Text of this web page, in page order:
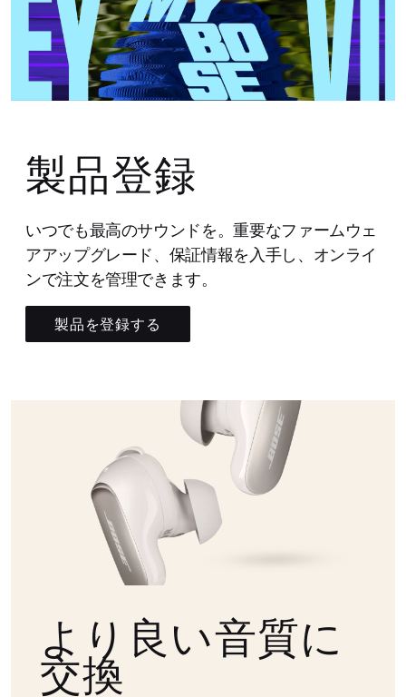
製品登録
いつでも最高のサウンドを。重要なファームウェ
アアップグレード、保証情報を入手し、オンライ
ンで注文を管理できます。
製品を登録する
より良い音質に
交換